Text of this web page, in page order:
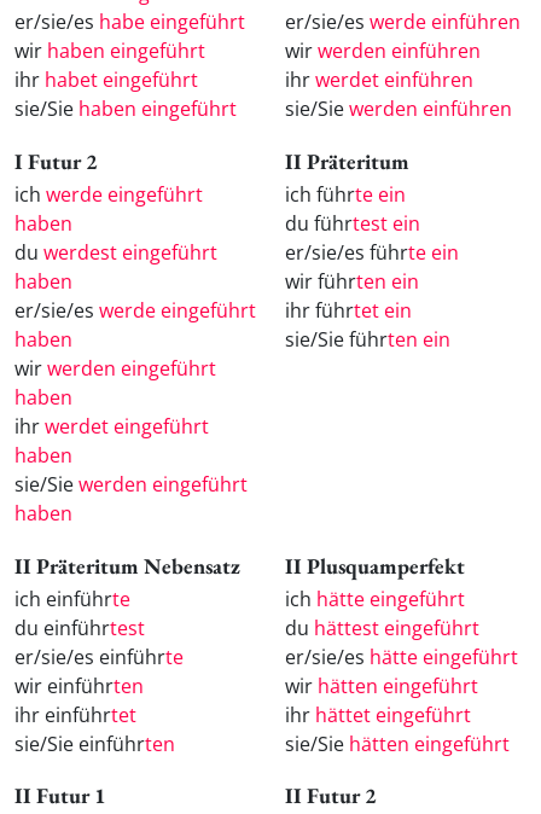
er/sie/es habe eingeführt
wir haben eingeführt
ihr habet eingeführt
sie/Sie haben eingeführt
er/sie/es werde einführen
wirwerden einführen
ihrwerdet einführen
sie/Siewerden einführen
I Futur 2
ich werde eingeführt
haben
du werdest eingeführt
haben
er/sie/es werde eingeführt
haben
wirwerden eingeführt
haben
ihrwerdet eingeführt
haben
sie/Siewerden eingeführt
haben
II Präteritum
ich führte ein
du führtest ein
er/sie/es führte ein
wir führten ein
ihr führtet ein
sie/Sie führten ein
II Präteritum Nebensatz
ich einführte
du einführtest
er/sie/es einführte
wir einführten
ihr einführtet
sie/Sie einführten
II Plusquamperfekt
ich hätte eingeführt
du hättest eingeführt
er/sie/es hätte eingeführt
wir hätten eingeführt
ihr hättet eingeführt
sie/Sie hätten eingeführt
II Futur 1 II Futur 2